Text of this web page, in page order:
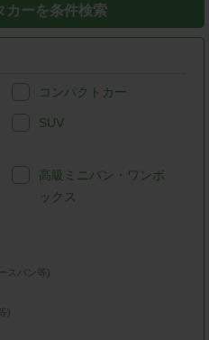
カーを条件検索
コンパクトカー
SUV
高級ミニバン・ワンボ
ックス
スバン等)
)